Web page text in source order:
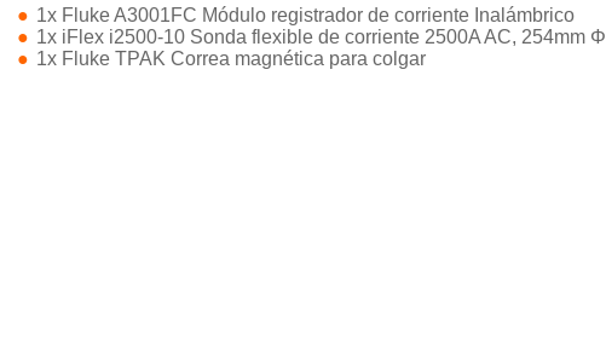
1x Fluke A3001FC Módulo registrador de corriente Inalámbrico
1x iFlex i2500-10 Sonda flexible de corriente 2500A AC, 254mm Φ
1x Fluke TPAK Correa magnética para colgar